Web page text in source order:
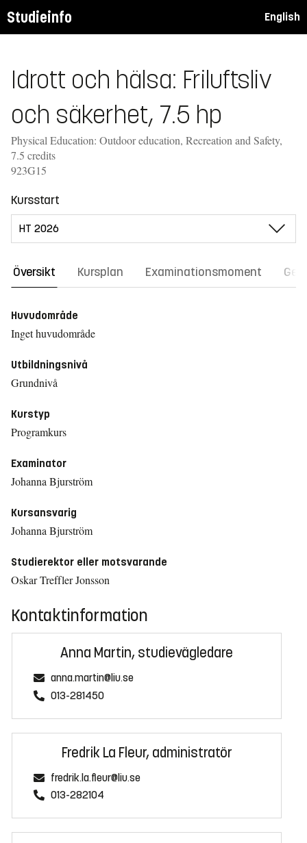
Studieinfo English
Idrott och hälsa: Friluftsliv
och säkerhet, 7.5 hp
Physical Education: Outdoor education, Recreation and Safety,
7.5 credits
923G15
Kursstart
Översikt Kursplan Examinationsmoment
Huvudområde
Inget huvudområde
Utbildningsnivå
Grundnivå
Kurstyp
Programkurs
Examinator
Johanna Bjurström
Kursansvarig
Johanna Bjurström
Studierektor eller motsvarande
Oskar Treffler Jonsson
Kontaktinformation
Anna Martin, studievägledare
anna.martin@liu.se
013-281450
Fredrik La Fleur, administratör
fredrik.la.fleur@liu.se
013-282104